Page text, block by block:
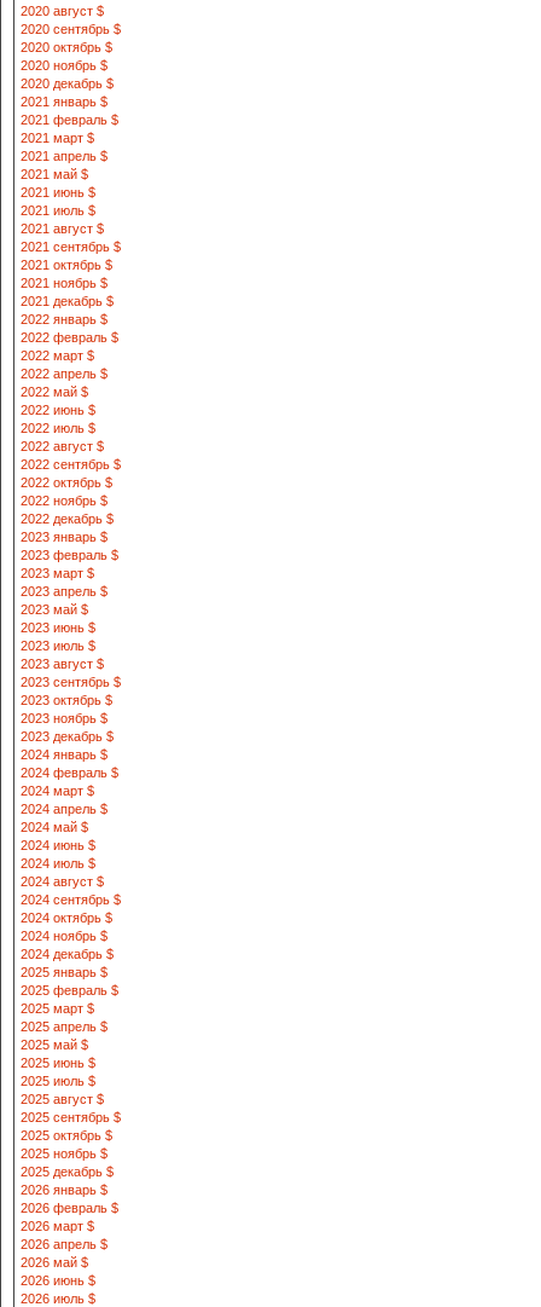
2020 август $
2020 сентябрь $
2020 октябрь $
2020 ноябрь $
2020 декабрь $
2021 январь $
2021 февраль $
2021 март $
2021 апрель $
2021 май $
2021 июнь $
2021 июль $
2021 август $
2021 сентябрь $
2021 октябрь $
2021 ноябрь $
2021 декабрь $
2022 январь $
2022 февраль $
2022 март $
2022 апрель $
2022 май $
2022 июнь $
2022 июль $
2022 август $
2022 сентябрь $
2022 октябрь $
2022 ноябрь $
2022 декабрь $
2023 январь $
2023 февраль $
2023 март $
2023 апрель $
2023 май $
2023 июнь $
2023 июль $
2023 август $
2023 сентябрь $
2023 октябрь $
2023 ноябрь $
2023 декабрь $
2024 январь $
2024 февраль $
2024 март $
2024 апрель $
2024 май $
2024 июнь $
2024 июль $
2024 август $
2024 сентябрь $
2024 октябрь $
2024 ноябрь $
2024 декабрь $
2025 январь $
2025 февраль $
2025 март $
2025 апрель $
2025 май $
2025 июнь $
2025 июль $
2025 август $
2025 сентябрь $
2025 октябрь $
2025 ноябрь $
2025 декабрь $
2026 январь $
2026 февраль $
2026 март $
2026 апрель $
2026 май $
2026 июнь $
2026 июль $